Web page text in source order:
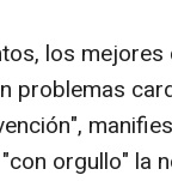
los
problemas
orgullo" la